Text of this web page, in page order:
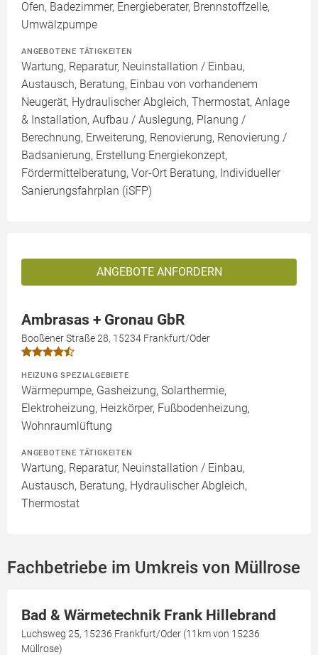
Ofen, Badezimmer, Energieberater, Brennstoffzelle,
Umwälzpumpe
ANGEBOTENE TÄTIGKEITEN
Wartung, Reparatur, Neuinstallation / Einbau,
Austausch, Beratung, Einbau von vorhandenem
Neugerät, Hydraulischer Abgleich, Thermostat, Anlage
& Installation, Aufbau / Auslegung, Planung /
Berechnung, Erweiterung, Renovierung, Renovierung /
Badsanierung, Erstellung Energiekonzept,
Fördermittelberatung, Vor-Ort Beratung, Individueller
Sanierungsfahrplan (iSFP)
ANGEBOTE ANFORDERN
Ambrasas + Gronau GbR
Booßener Straße 28, 15234 Frankfurt/Oder
HEIZUNG SPEZIALGEBIETE
Wärmepumpe, Gasheizung, Solarthermie,
Elektroheizung, Heizkörper, Fußbodenheizung,
Wohnraumlüftung
ANGEBOTENE TÄTIGKEITEN
Wartung, Reparatur, Neuinstallation / Einbau,
Austausch, Beratung, Hydraulischer Abgleich,
Thermostat
Fachbetriebe im Umkreis von Müllrose
Bad & Wärmetechnik Frank Hillebrand
Luchsweg 25, 15236 Frankfurt/Oder (11km von 15236
Müllrose)